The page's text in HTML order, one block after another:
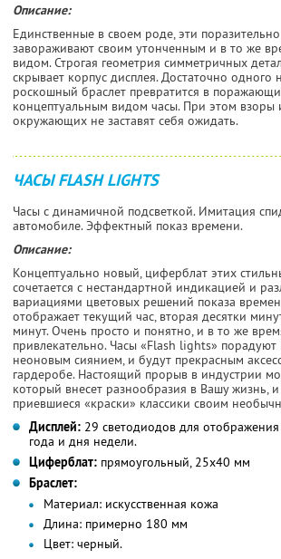
Описание:
Единственные в своем роде, эти
завораживают своим утонченным и в то же
видом. Строгая геометрия симметричных
скрывает корпус дисплея. Достаточно одного
роскошный браслет превратится в
концептуальным видом часы. При этом взоры
окружающих не заставят себя ожидать.
ЧАСЫ FLASH LIGHTS
Часы с динамичной подсветкой. Имитация
автомобиле. Эффектный показ времени.
Описание:
Концептуально новый, циферблат этих
сочетается с нестандартной индикацией и
вариациями цветовых решений показа
отображает текущий час, вторая десятки
минут. Очень просто и понятно, и в то же
привлекательно. Часы «Flash lights» порадуют
неоновым сиянием, и будут прекрасным
гардеробе. Настоящий прорыв в индустрии
который внесет разнообразия в Вашу жизнь,
приевшиеся «краски» классики своим
Дисплей: 29 светодиодов для
года и дня недели.
Циферблат: прямоугольный, 25x40 мм
Браслет:
Материал: искусственная кожа
Длина: примерно 180 мм
Цвет: черный.